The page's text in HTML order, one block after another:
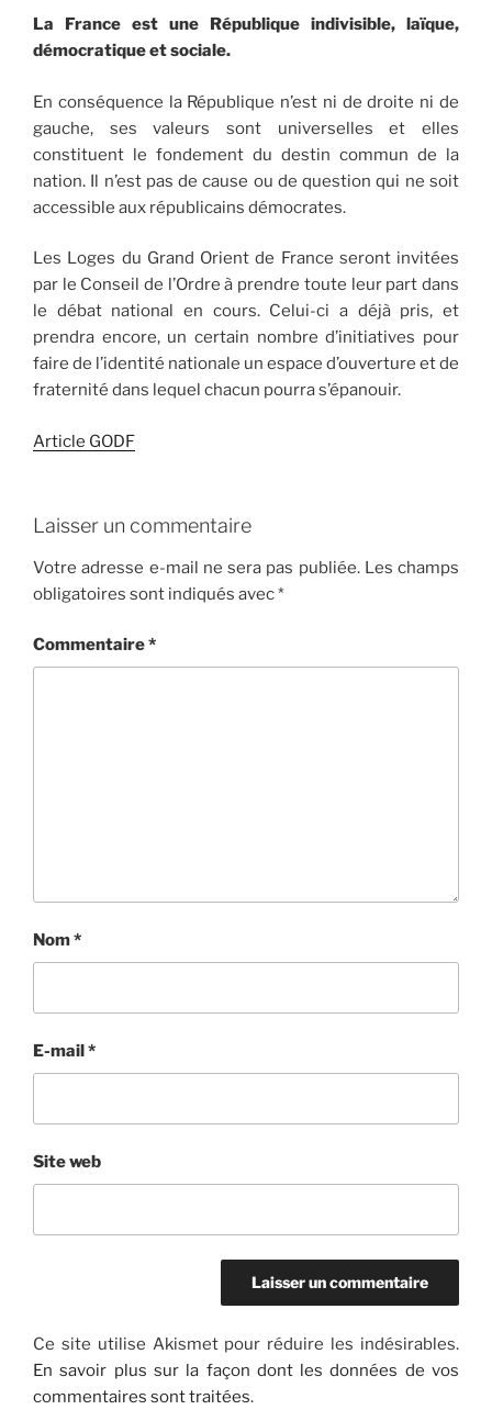
La France est une République indivisible, laïque,
démocratique et sociale.
En conséquence la République n’est ni de droite ni de
gauche, ses valeurs sont universelles et elles
constituent le fondement du destin commun de la
nation. Il n’est pas de cause ou de question qui ne soit
accessible aux républicains démocrates.
Les Loges du Grand Orient de France seront invitées
par le Conseil de l’Ordre à prendre toute leur part dans
le débat national en cours. Celui-ci a déjà pris, et
prendra encore, un certain nombre d’initiatives pour
faire de l’identité nationale un espace d’ouverture et de
fraternité dans lequel chacun pourra s’épanouir.
Article GODF
Laisser un commentaire
Votre adresse e-mail ne sera pas publiée. Les champs
obligatoires sont indiqués avec*
Commentaire*
Nom*
E-mail*
Site web
Ce site utilise Akismet pour réduire les indésirables.
En savoir plus sur la façon dont les données de vos
commentaires sont traitées.